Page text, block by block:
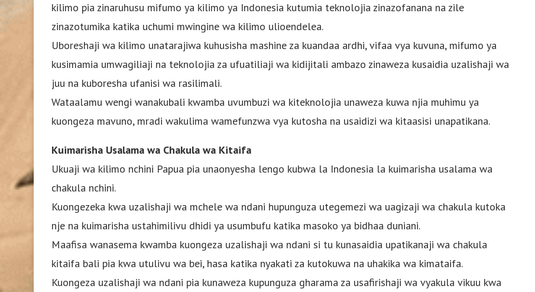
kilimo pia zinaruhusu mifumo ya kilimo ya Indonesia kutumia teknolojia zinazofanana na zile
zinazotumika katika uchumi mwingine wa kilimo ulioendelea.
Uboreshaji wa kilimo unatarajiwa kuhusisha mashine za kuandaa ardhi, vifaa vya kuvuna, mifumo ya
kusimamia umwagiliaji na teknolojia za ufuatiliaji wa kidijitali ambazo zinaweza kusaidia uzalishaji wa
juu na kuboresha ufanisi wa rasilimali.
Wataalamu wengi wanakubali kwamba uvumbuzi wa kiteknolojia unaweza kuwa njia muhimu ya
kuongeza mavuno, mradi wakulima wamefunzwa vya kutosha na usaidizi wa kitaasisi unapatikana.
Kuimarisha Usalama wa Chakula wa Kitaifa
Ukuaji wa kilimo nchini Papua pia unaonyesha lengo kubwa la Indonesia la kuimarisha usalama wa
chakula nchini.
Kuongezeka kwa uzalishaji wa mchele wa ndani hupunguza utegemezi wa uagizaji wa chakula kutoka
nje na kuimarisha ustahimilivu dhidi ya usumbufu katika masoko ya bidhaa duniani.
Maafisa wanasema kwamba kuongeza uzalishaji wa ndani si tu kunasaidia upatikanaji wa chakula
kitaifa bali pia kwa utulivu wa bei, hasa katika nyakati za kutokuwa na uhakika wa kimataifa.
Kuongeza uzalishaji wa ndani pia kunaweza kupunguza gharama za usafirishaji wa vyakula vikuu kwa